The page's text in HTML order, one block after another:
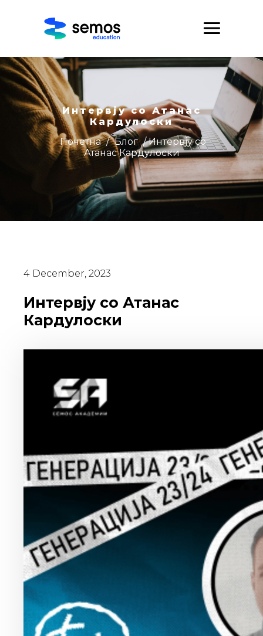
Интервју со Атанас
Кардулоски
Почетна / Блог / Интервју со
Атанас Кардулоски
4 December, 2023
Интервју со Атанас
Кардулоски